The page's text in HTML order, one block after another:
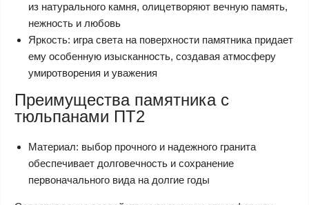
из натурального камня, олицетворяют вечную память,
нежность и любовь
Яркость: игра света на поверхности памятника придает
ему особенную изысканность, создавая атмосферу
умиротворения и уважения
Преимущества памятника с
тюльпанами ПТ2
Материал: выбор прочного и надежного гранита
обеспечивает долговечность и сохранение
первоначального вида на долгие годы